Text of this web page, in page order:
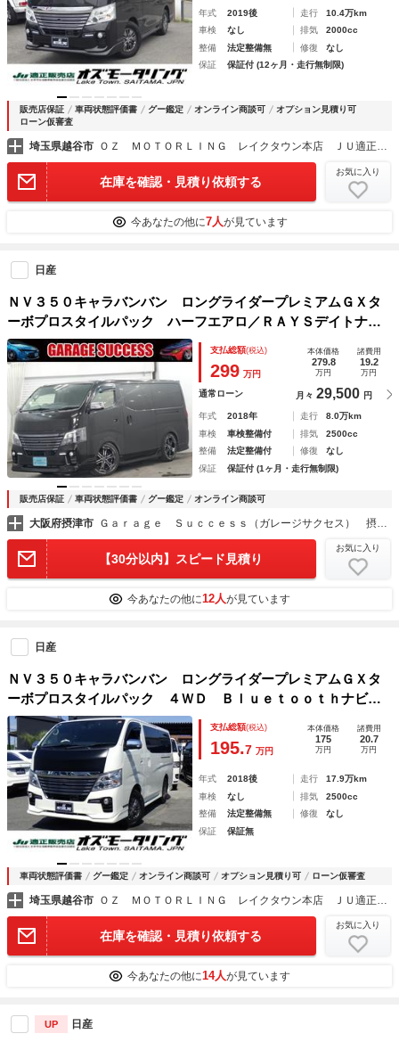
年式 2019後 走行
10.4万km
車検
なし 排気
2000cc
整備
法定整備無 修復
なし
保証
保証付 (12ヶ月・走行無制限)
販売店保証 車両状態評価書 グー鑑定 オンライン商談可
オプション見積り可
ローン仮審査
埼玉県越谷市 ＯＺ ＭＯＴＯＲＬＩＮＧ レイクタウン本店 ＪＵ適正販売店
在庫を確認・見積り依頼する
お気に入り
今あなたの他に7人が見ています
日産
ＮＶ３５０キャラバンバン ロングライダープレミアムＧＸタ
ーボプロスタイルパック ハーフエアロ／ＲＡＹＳデイトナＦ
ＤＸ１７インチＡＷ／左側電動スライドドア／パノラミックビ
ューモニター／バックカメラ／前後ドライブレコーダー／ケン
ウッドナビ／フリップダウンモニター／ＥＴＣ／ローダウン／
支払総額(税込)
299 万円
本体価格
279.8
万円
諸費用
19.2
万円
通常ローン 月々 29,500 円
年式 2018年 走行
8.0万km
車検
車検整備付 排気
2500cc
整備
法定整備付 修復
なし
保証
保証付 (1ヶ月・走行無制限)
販売店保証 車両状態評価書 グー鑑定 オンライン商談可
大阪府摂津市
【30分以内】スピード見積り
お気に入り
今あなたの他に12人が見ています
日産
ＮＶ３５０キャラバンバン ロングライダープレミアムＧＸタ
ーボプロスタイルパック ４ＷＤ Ｂｌｕｅｔｏｏｔｈナビ
エマージェンシーブレーキ 前後ドラレコ 純正フルエアロ
専用１５インチアルミ ３６０°アラウンドビューカメラ ディ
ーラー整備記録簿６枚 オートマオーバーホール分解整備済
支払総額(税込)
195.7 万円
本体価格
175
万円
諸費用
20.7
万円
年式 2018後 走行
17.9万km
車検
なし 排気
2500cc
整備
法定整備無 修復
なし
保証
保証無
車両状態評価書 グー鑑定 オンライン商談可 オプション見積り可 ローン仮審査
埼玉県越谷市
在庫を確認・見積り依頼する
お気に入り
今あなたの他に14人が見ています
UP 日産